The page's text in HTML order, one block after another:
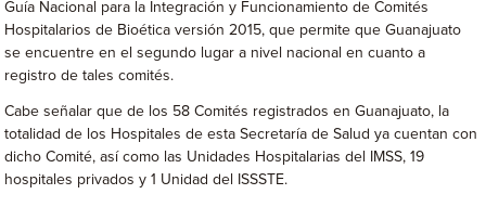
Guía Nacional para la Integración y Funcionamiento de Comités
Hospitalarios de Bioética versión 2015, que permite que Guanajuato
se encuentre en el segundo lugar a nivel nacional en cuanto a
registro de tales comités.
Cabe señalar que de los 58 Comités registrados en Guanajuato, la
totalidad de los Hospitales de esta Secretaría de Salud ya cuentan con
dicho Comité, así como las Unidades Hospitalarias del IMSS, 19
hospitales privados y 1 Unidad del ISSSTE.